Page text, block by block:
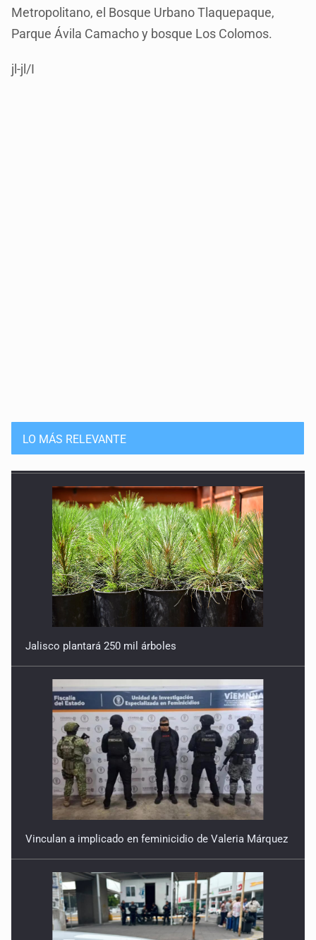
Metropolitano, el Bosque Urbano Tlaquepaque,
Parque Ávila Camacho y bosque Los Colomos.
jl-jl/I
LO MÁS RELEVANTE
Jalisco plantará 250 mil árboles
Vinculan a implicado en feminicidio de Valeria Márquez